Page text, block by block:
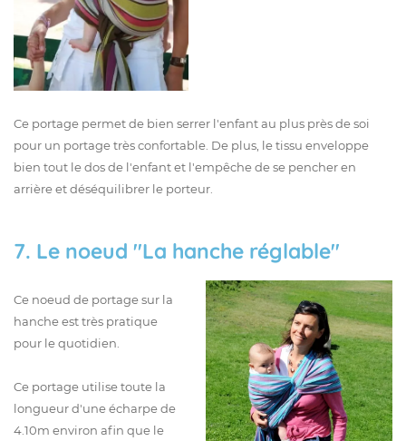
Ce portage permet de bien serrer l'enfant au plus près de soi
pour un portage très confortable. De plus, le tissu enveloppe
bien tout le dos de l'enfant et l'empêche de se pencher en
arrière et déséquilibrer le porteur.
7. Le noeud "La hanche réglable"
Ce noeud de portage sur la
hanche est très pratique
pour le quotidien.
Ce portage utilise toute la
longueur d'une écharpe de
4.10m environ afin que le